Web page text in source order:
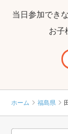
当日参加でき
お子
ホーム 福島県